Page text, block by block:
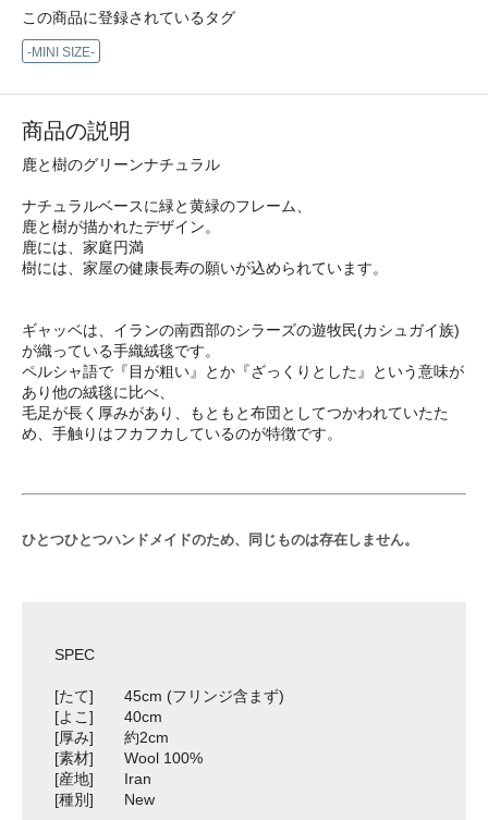
この商品に登録されているタグ
-MINI SIZE-
商品の説明
鹿と樹のグリーンナチュラル
ナチュラルベースに緑と黄緑のフレーム、
鹿と樹が描かれたデザイン。
鹿には、家庭円満
樹には、家屋の健康長寿の願いが込められています。
ギャッベは、イランの南西部のシラーズの遊牧民(カシュガイ族)
が織っている手織絨毯です。
ペルシャ語で『目が粗い』とか『ざっくりとした』という意味が
あり他の絨毯に比べ、
毛足が長く厚みがあり、もともと布団としてつかわれていたた
め、手触りはフカフカしているのが特徴です。
ひとつひとつハンドメイドのため、同じものは存在しません。
SPEC
[たて] 45cm (フリンジ含まず)
[よこ] 40cm
[厚み] 約2cm
[素材] Wool 100%
[産地] Iran
[種別] New